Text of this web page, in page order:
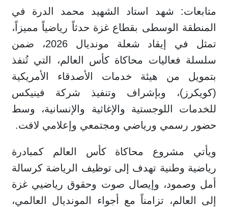
متابعات: شهد استاد الشهيد محمد الدرة في
المنطقة الوسطى بقطاع غزة حدثاً رياضياً مميزاً،
تمثل في إيقاد شعلة مونديال 2026، ضمن
سلسلة فعاليات محاكاة كأس العالم، التي تُنفذ
بتمويل من هيئة خدمات الأصدقاء الأمريكية
(كويكرز)، وبإشراف وتنفيذ شركة فينيكس
للخدمات اللوجستية والإغاثية والإنسانية، وسط
حضور رسمي ورياضي ومجتمعي وإعلامي لافت.
ويأتي مشروع محاكاة كأس العالم كمبادرة
رياضية وطنية تهدف إلى توظيف الرياضة كرسالة
أمل وصمود، وإيصال صوت وحقوق رياضيي غزة
إلى العالم، تزامناً مع أجواء المونديال العالمي،